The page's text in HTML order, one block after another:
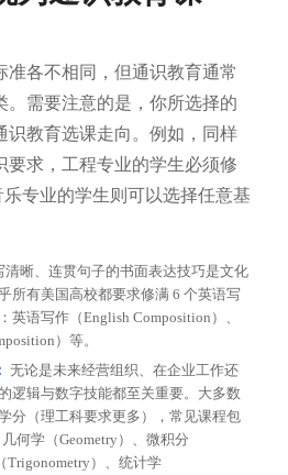
准各不相同，但通识教育通常
。需要注意的是，你所选择的
识教育选课走向。例如，同样
要求，工程专业的学生必须修
专业的学生则可以选择任意基
清晰、连贯句子的书面表达技巧是文化
所有美国高校都要求修满 6 个英语写
英语写作（English Composition）、
）等。
无论是未来经营组织、在企业工作还
逻辑与数字技能都至关重要。大多数
分（理工科要求更多），常见课程包
何学（Geometry）、微积分
Trigonometry）、统计学